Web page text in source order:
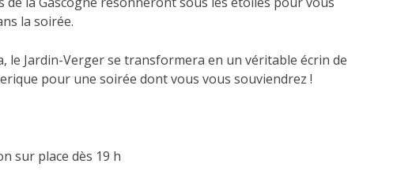
la soirée.
le Jardin-Verger se transformera en un véritable écrin de
pour une soirée dont vous vous souviendrez !
sur place dès 19 h